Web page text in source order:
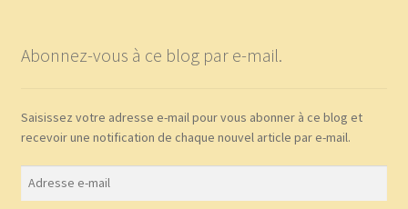
Abonnez-vous à ce blog par e-mail.
Saisissez votre adresse e-mail pour vous abonner à ce blog et
recevoir une notification de chaque nouvel article par e-mail.
Adresse